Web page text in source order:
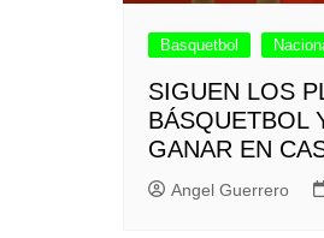
Basquetbol
SIGUEN LOS
BÁSQUETBOL
GANAR EN
Angel Guerrero